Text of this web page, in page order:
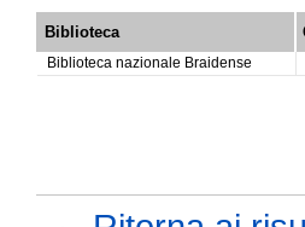
Biblioteca
Biblioteca nazionale Braidense